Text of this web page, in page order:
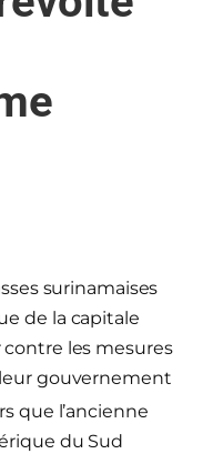
surinamaises
de la capitale
les mesures
gouvernement
que l’ancienne
du Sud